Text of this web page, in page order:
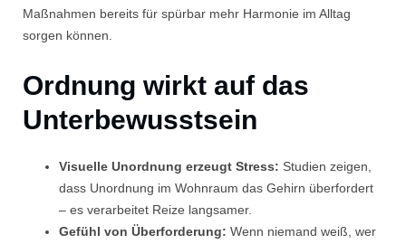
Maßnahmen bereits für spürbar mehr Harmonie im Alltag
sorgen können.
Ordnung wirkt auf das
Unterbewusstsein
Visuelle Unordnung erzeugt Stress: Studien zeigen,
dass Unordnung im Wohnraum das Gehirn überfordert
– es verarbeitet Reize langsamer.
Gefühl von Überforderung: Wenn niemand weiß, wer